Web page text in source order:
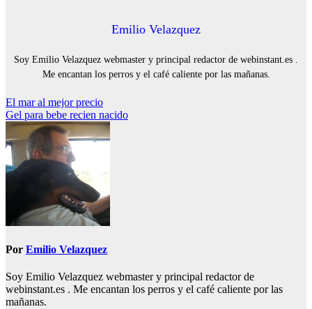
Emilio Velazquez
Soy Emilio Velazquez webmaster y principal redactor de webinstant.es .
Me encantan los perros y el café caliente por las mañanas.
Navegación
de
entradas
El mar al mejor precio
Gel para bebe recien nacido
Por Emilio Velazquez
Soy Emilio Velazquez webmaster y principal redactor de
webinstant.es . Me encantan los perros y el café caliente por las
mañanas.